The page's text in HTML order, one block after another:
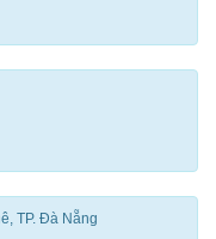
TP. Đà Nẵng